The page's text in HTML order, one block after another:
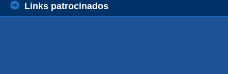
Links patrocinados